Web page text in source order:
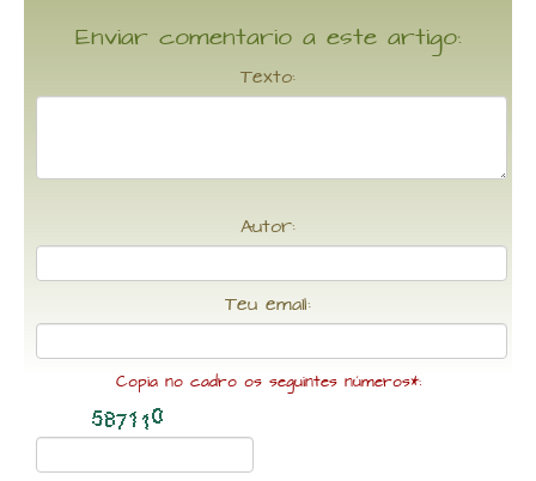
Enviar comentario a este artigo:
Texto:
Autor:
Teu email:
Copia no cadro os seguintes números*: